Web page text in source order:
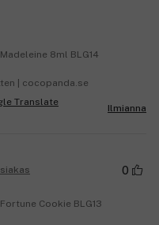
8ml BLG14
| cocopanda.se
Ilmianna
0
Cookie BLG13